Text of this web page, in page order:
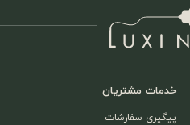
خدمات مشتریان
پیگیری سفارشات